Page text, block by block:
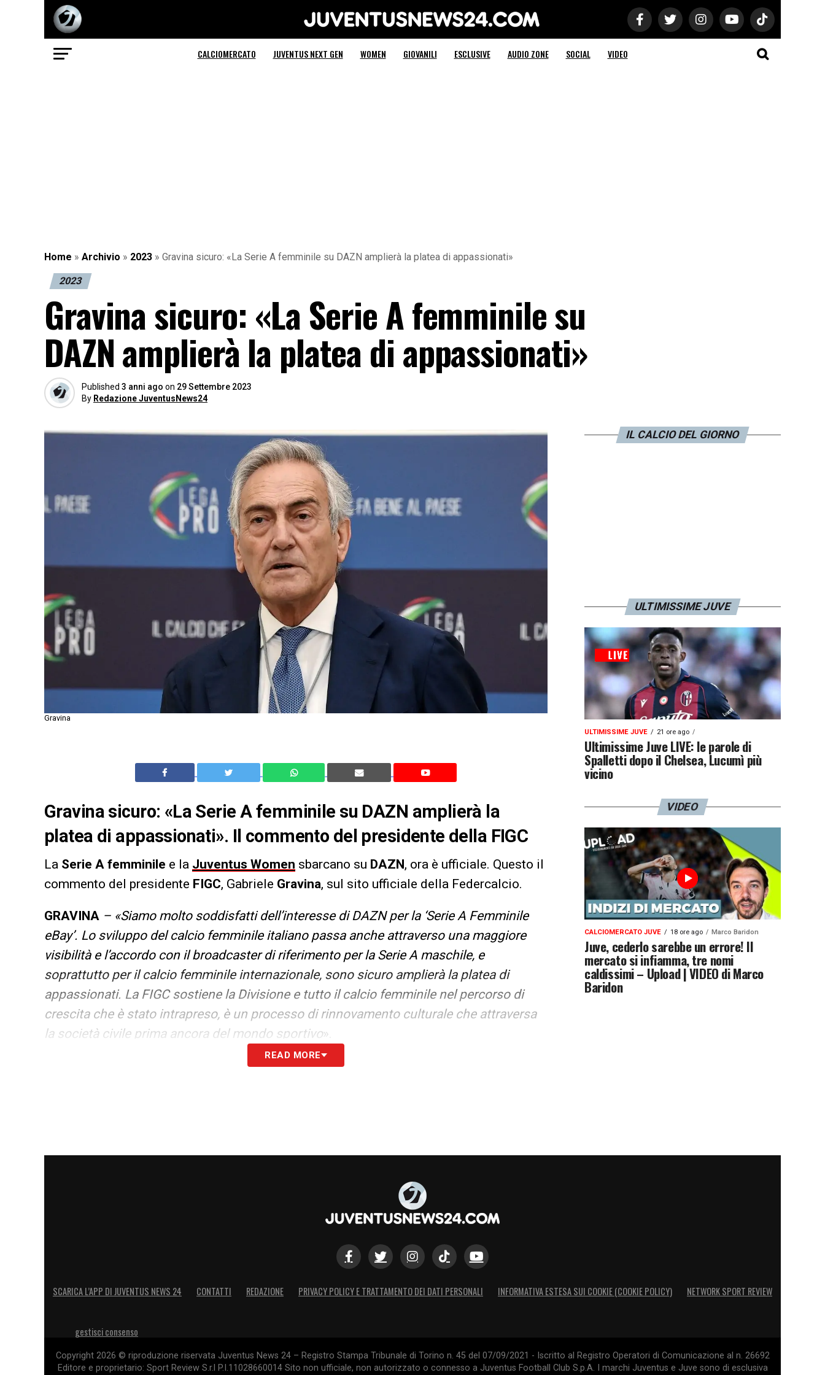
Juventus News 24
CALCIOMERCATO JUVENTUS NEXT GEN WOMEN GIOVANILI ESCLUSIVE AUDIO ZONE SOCIAL VIDEO
Home » Archivio » 2023 » Gravina sicuro: «La Serie A femminile su DAZN amplierà la platea di appassionati»
2023
Gravina sicuro: «La Serie A femminile su
DAZN amplierà la platea di appassionati»
Published 3 anni ago on 29 Settembre 2023
By Redazione JuventusNews24
Gravina
Gravina sicuro: «La Serie A femminile su DAZN amplierà la
platea di appassionati». Il commento del presidente della FIGC
La Serie A femminile e la Juventus Women sbarcano su DAZN, ora è ufficiale. Questo il
commento del presidente FIGC, Gabriele Gravina, sul sito ufficiale della Federcalcio.
GRAVINA – «Siamo molto soddisfatti dell’interesse di DAZN per la ‘Serie A Femminile
eBay’. Lo sviluppo del calcio femminile italiano passa anche attraverso una maggiore
visibilità e l’accordo con il broadcaster di riferimento per la Serie A maschile, e
soprattutto per il calcio femminile internazionale, sono sicuro amplierà la platea di
appassionati. La FIGC sostiene la Divisione e tutto il calcio femminile nel percorso di
crescita che è stato intrapreso, è un processo di rinnovamento culturale che attraversa
la società civile prima ancora del mondo sportivo».
LA PLAYLIST DELLE NOSTRE TOP NEWS
READ MORE
IL CALCIO DEL GIORNO
ULTIMISSIME JUVE
ULTIMISSIME JUVE 21 ore ago
Ultimissime Juve LIVE: le parole di
Spalletti dopo il Chelsea, Lucumì più
vicino
VIDEO
CALCIOMERCATO JUVE 18 ore ago Marco Baridon
Juve, cederlo sarebbe un errore! Il
mercato si infiamma, tre nomi
caldissimi – Upload | VIDEO di Marco
Baridon
SCARICA L’APP DI JUVENTUS NEWS 24 CONTATTI REDAZIONE PRIVACY POLICY E TRATTAMENTO DEI DATI PERSONALI INFORMATIVA ESTESA SUI COOKIE (COOKIE POLICY) NETWORK SPORT REVIEW
gestisci consenso
Copyright 2026 © riproduzione riservata Juventus News 24 – Registro Stampa Tribunale di Torino n. 45 del 07/09/2021 - Iscritto al Registro Operatori di Comunicazione al n. 26692
Editore e proprietario: Sport Review S.r.l P.I.11028660014 Sito non ufficiale, non autorizzato o connesso a Juventus Football Club S.p.A. I marchi Juventus e Juve sono di esclusiva